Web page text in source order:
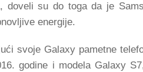
doveli su do toga da je
energije.
svoje Galaxy pametne
godine i modela Galaxy